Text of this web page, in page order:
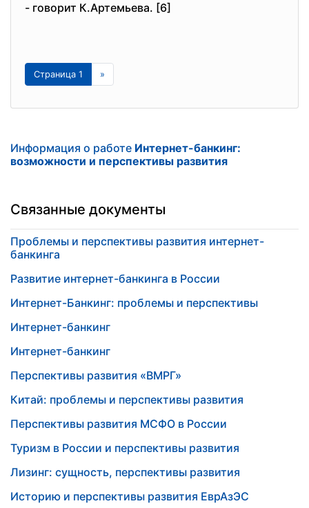
- говорит К.Артемьева. [6]
Страница 1 »
Информация о работе Интернет-банкинг:
возможности и перспективы развития
Связанные документы
Проблемы и перспективы развития интернет-
банкинга
Развитие интернет-банкинга в России
Интернет-Банкинг: проблемы и перспективы
Интернет-банкинг
Интернет-банкинг
Перспективы развития «ВМРГ»
Китай: проблемы и перспективы развития
Перспективы развития МСФО в России
Туризм в России и перспективы развития
Лизинг: сущность, перспективы развития
Историю и перспективы развития ЕврАзЭС